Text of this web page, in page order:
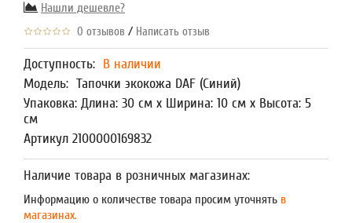
Нашли дешевле?
0 отзывов / Написать отзыв
Доступность: В наличии
Модель: Тапочки экокожа DAF (Синий)
Упаковка: Длина: 30 см x Ширина: 10 см x Высота: 5
см
Артикул 2100000169832
Наличие товара в розничных магазинах:
Информацию о количестве товара просим уточнять в
магазинах.